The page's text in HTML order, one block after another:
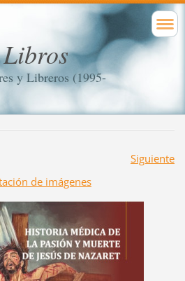
y Libreros (1995-
Siguiente
de imágenes